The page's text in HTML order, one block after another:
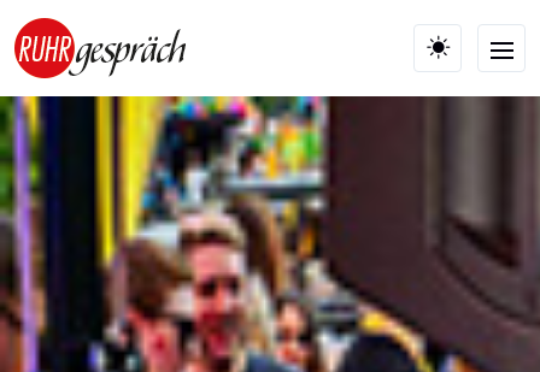
Skip to main content